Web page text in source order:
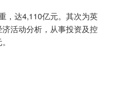
达4,110亿元。其次为英
活动分析，从事投资及控